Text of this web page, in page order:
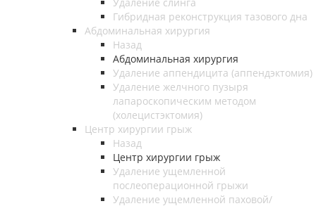
Гибридная реконструкция тазового дна
Абдоминальная хирургия
Назад
Абдоминальная хирургия
Удаление аппендицита (аппендэктомия)
Удаление желчного пузыря
лапароскопическим методом
(холецистэктомия)
Центр хирургии грыж
Назад
Центр хирургии грыж
Удаление ущемленной
послеоперационной грыжи
Удаление ущемленной паховой/